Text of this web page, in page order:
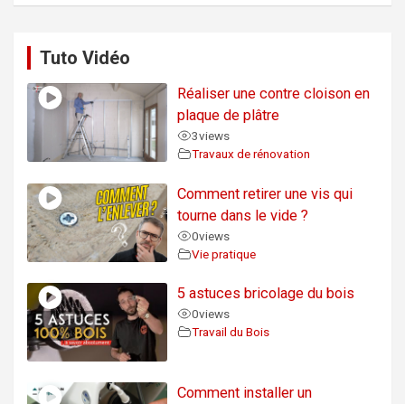
Tuto Vidéo
Réaliser une contre cloison en
plaque de plâtre
3views
Travaux de rénovation
Comment retirer une vis qui
tourne dans le vide ?
0views
Vie pratique
5 astuces bricolage du bois
0views
Travail du Bois
Comment installer un